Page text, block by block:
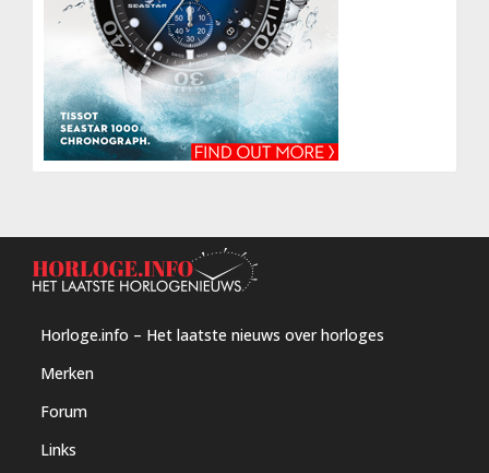
Horloge.info – Het laatste nieuws over horloges
Merken
Forum
Links